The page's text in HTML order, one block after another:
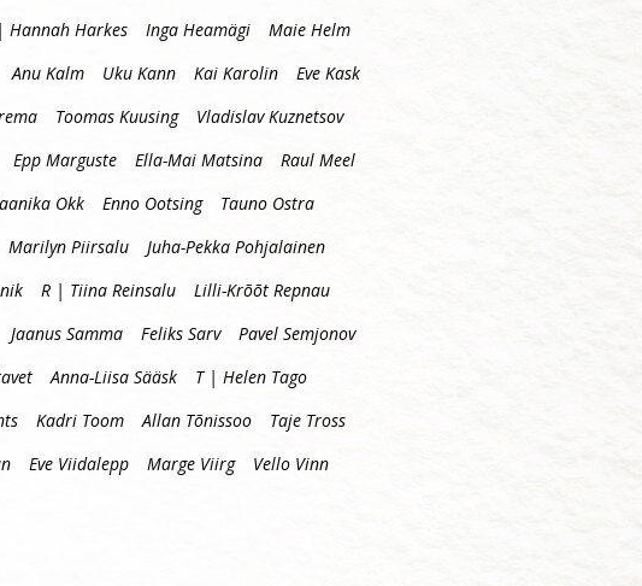
Hannah Harkes Inga Heamägi
Maie Helm
Anu Kalm Uku Kann Kai Karolin
Eve Kask
Toomas Kuusing
Vladislav Kuznetsov
Epp Marguste Ella-Mai Matsina
Raul Meel
Okk Enno Ootsing
Tauno Ostra
Marilyn Piirsalu
Juha-Pekka Pohjalainen
R | Tiina Reinsalu
Lilli-Krõõt Repnau
Jaanus Samma Feliks Sarv
Pavel Semjonov
Anna-Liisa Sääsk
T | Helen Tago
Kadri Toom Allan Tõnissoo
Taje Tross
Eve Viidalepp Marge Viirg
Vello Vinn